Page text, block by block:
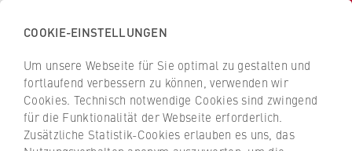
Z
u
ü
H
c
h
s
c
Z
u
r
ü
Brown Bag Seminar
COOKIE-EINSTELLUNGEN
Um unsere Webseite für Sie optimal zu gestalten und
fortlaufend verbessern zu können, verwenden wir
Cookies. Technisch notwendige Cookies sind zwingend
für die Funktionalität der Webseite erforderlich.
Zusätzliche Statistik-Cookies erlauben es uns, das